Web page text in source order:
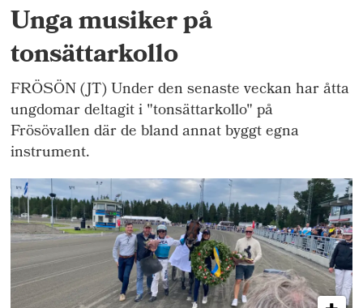
Unga musiker på
tonsättarkollo
FRÖSÖN (JT) Under den senaste veckan har åtta
ungdomar deltagit i "tonsättarkollo" på
Frösövallen där de bland annat byggt egna
instrument.